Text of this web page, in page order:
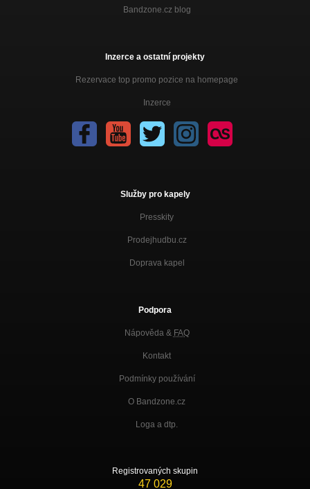
Bandzone.cz blog
Inzerce a ostatní projekty
Rezervace top promo pozice na homepage
Inzerce
Služby pro kapely
Presskity
Prodejhudbu.cz
Doprava kapel
Podpora
Nápověda & FAQ
Kontakt
Podmínky používání
O Bandzone.cz
Loga a dtp.
Registrovaných skupin
47 029